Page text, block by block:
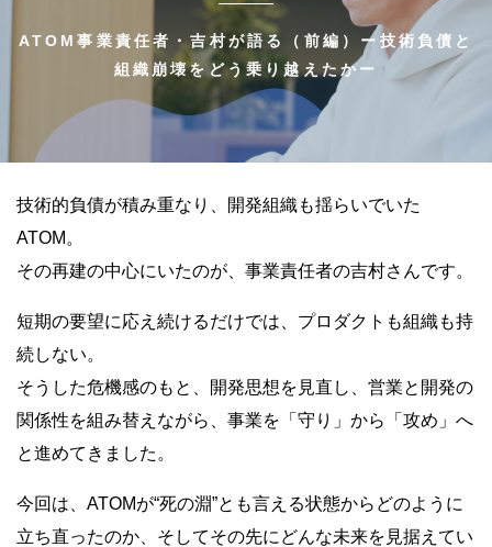
ATOM事業責任者・吉村が語る（前編）ー技術負債と
組織崩壊をどう乗り越えたかー
技術的負債が積み重なり、開発組織も揺らいでいた
ATOM。
その再建の中心にいたのが、事業責任者の吉村さんです。
短期の要望に応え続けるだけでは、プロダクトも組織も持
続しない。
そうした危機感のもと、開発思想を見直し、営業と開発の
関係性を組み替えながら、事業を「守り」から「攻め」へ
と進めてきました。
今回は、ATOMが“死の淵”とも言える状態からどのように
立ち直ったのか、そしてその先にどんな未来を見据えてい